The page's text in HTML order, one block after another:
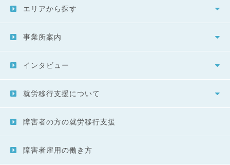
エリアから探す
事業所案内
インタビュー
就労移行支援について
障害者の方の就労移行支援
障害者雇用の働き方